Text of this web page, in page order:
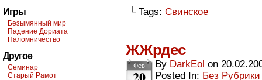
Игры
Безымянный мир
Падение Дориата
Паломничество
Другое
Семинар
Старый Рамот
└ Tags: Свинское
ЖЖрдес
Фев By DarkEol on
Posted In: Без Рубрики